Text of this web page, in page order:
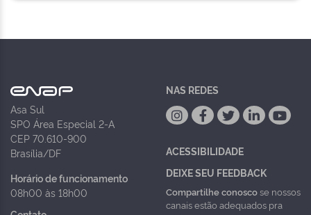
Asa Sul
SPO Área Especial 2-A
CEP 70.610-900
Brasília/DF
Horário de funcionamento
08h00 às 18h00
NAS REDES
ACESSIBILIDADE
DEIXE SEU FEEDBACK
Compartilhe conoscose nossos
canais estão adequados pra